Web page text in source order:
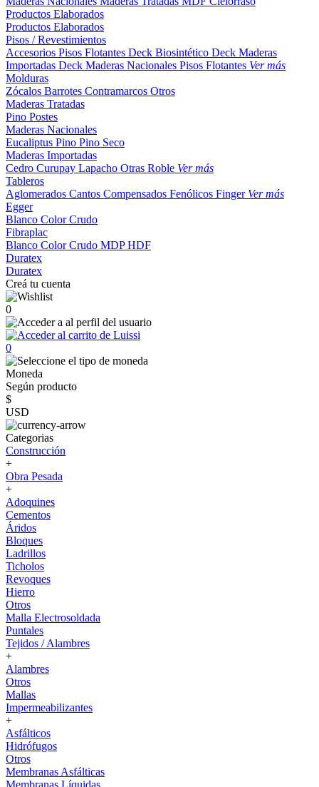
Productos Elaborados
Productos Elaborados
Pisos / Revestimientos
Accesorios Pisos Flotantes Deck Biosintético Deck Maderas
Importadas Deck Maderas Nacionales Pisos Flotantes Ver más
Molduras
Zócalos Barrotes Contramarcos Otros
Maderas Tratadas
Pino Postes
Maderas Nacionales
Eucaliptus Pino Pino Seco
Maderas Importadas
Cedro Curupay Lapacho Otras Roble Ver más
Tableros
Aglomerados Cantos Compensados Fenólicos Finger Ver más
Egger
Blanco ColorCrudo
Fibraplac
Blanco ColorCrudo MDPHDF
Duratex
Duratex
Creá tu cuenta
0
0
Moneda
Según producto
$
USD
Categorias
Construcción
+
Obra Pesada
+
Adoquines
Cementos
Áridos
Bloques
Ladrillos
Ticholos
Revoques
Hierro
Otros
Malla Electrosoldada
Puntales
Tejidos / Alambres
+
Alambres
Otros
Mallas
Impermeabilizantes
+
Asfálticos
Hidrófugos
Otros
Membranas Asfálticas
Membranas Líquidas